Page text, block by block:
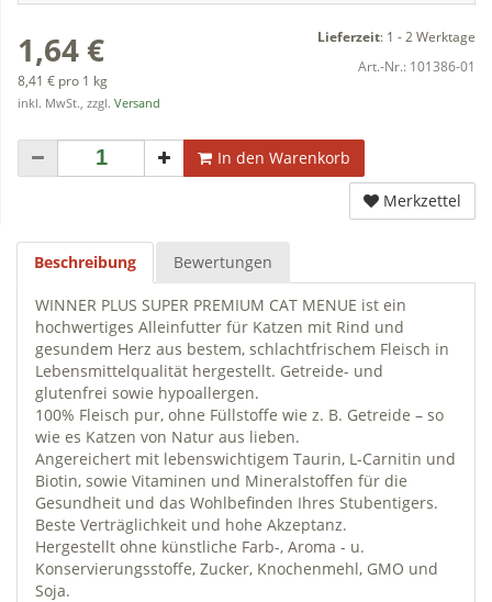
1,64 €
8,41 € pro 1 kg
inkl. MwSt., zzgl. Versand
Lieferzeit: 1 - 2 Werktage
Art.-Nr.: 101386-01
In den Warenkorb
Merkzettel
Beschreibung Bewertungen
WINNER PLUS SUPER PREMIUM CAT MENUE ist ein
hochwertiges Alleinfutter für Katzen mit Rind und
gesundem Herz aus bestem, schlachtfrischem Fleisch in
Lebensmittelqualität hergestellt. Getreide- und
glutenfrei sowie hypoallergen.
100% Fleisch pur, ohne Füllstoffe wie z. B. Getreide – so
wie es Katzen von Natur aus lieben.
Angereichert mit lebenswichtigem Taurin, L-Carnitin und
Biotin, sowie Vitaminen und Mineralstoffen für die
Gesundheit und das Wohlbefinden Ihres Stubentigers.
Beste Verträglichkeit und hohe Akzeptanz.
Hergestellt ohne künstliche Farb-, Aroma - u.
Konservierungsstoffe, Zucker, Knochenmehl, GMO und
Soja.